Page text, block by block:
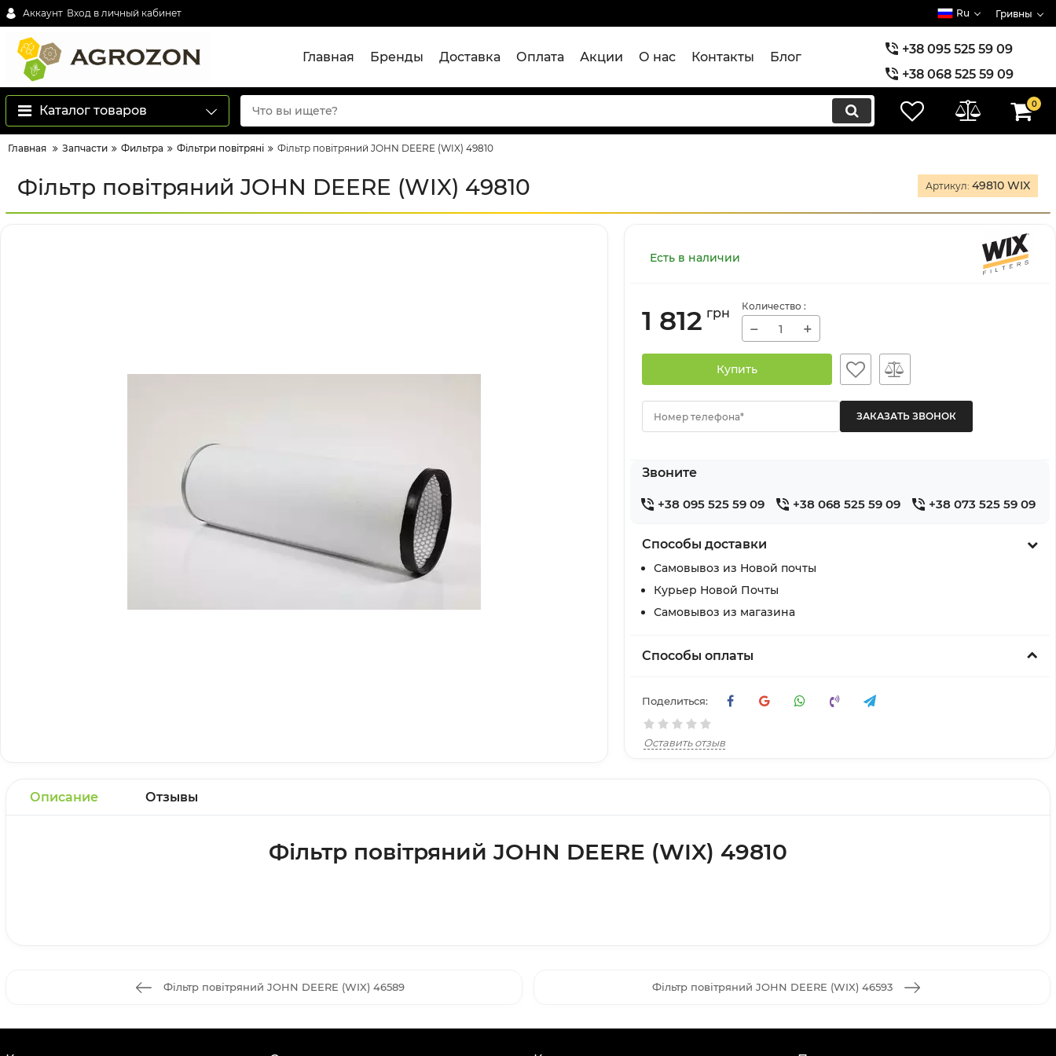
Аккаунт Вход в личный кабинет Ru Гривны
Главная Бренды Доставка Оплата Акции О нас Контакты Блог
+38 095 525 59 09
+38 068 525 59 09
+38 073 525 59 09
Каталог товаров 0
Главная Запчасти Фильтра Фільтри повітряні Фільтр повітряний JOHN DEERE (WIX) 49810
Фільтр повітряний JOHN DEERE (WIX) 49810 Артикул: 49810 WIX
Есть в наличии
1 812 грн Количество :
− +
Купить
Номер телефона*
Звоните
+38 095 525 59 09 +38 068 525 59 09 +38 073 525 59 09
Способы доставки
Самовывоз из Новой почты
Курьер Новой Почты
Самовывоз из магазина
Способы оплаты
Поделиться:
Оставить отзыв
Описание Отзывы
Фільтр повітряний JOHN DEERE (WIX) 49810
Фільтр повітряний JOHN DEERE (WIX) 46589 Фільтр повітряний JOHN DEERE (WIX) 46593